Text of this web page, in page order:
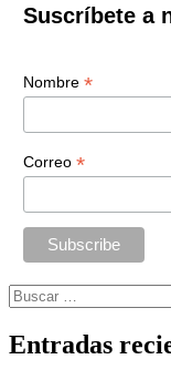
Suscríbete a
Nombre *
Correo *
Buscar:
Entradas